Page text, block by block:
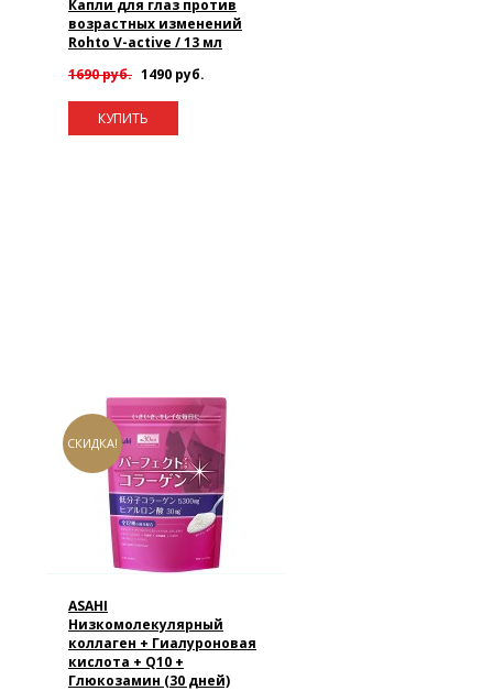
Капли для глаз против
возрастных изменений
Rohto V-active / 13 мл
1690 руб. 1490 руб.
КУПИТЬ
СКИДКА!
ASAHI
Низкомолекулярный
коллаген + Гиалуроновая
кислота + Q10 +
Глюкозамин (30 дней)